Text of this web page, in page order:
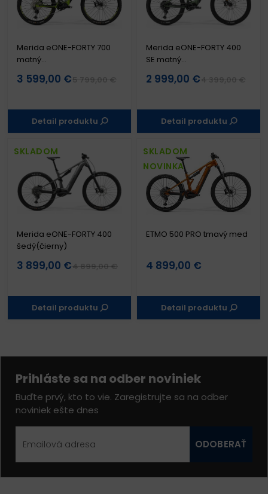
Merida eONE-FORTY 700
matný
3 599,00 €5 799,00 €
Detail produktu
Merida eONE-FORTY 400
SE matný
2 999,00 € 4 399,00 €
Detail produktu
SKLADOM
Merida eONE-FORTY 400
šedý(čierny)
3 899,00 € 4 899,00 €
Detail produktu
SKLADOM
NOVINKA
ETMO 500 PRO tmavý med
4 899,00 €
Detail produktu
Prihláste sa na odber noviniek
Buďte prvý, kto to vie. Zaregistrujte sa na odber
noviniek ešte dnes
ODOBERAŤ